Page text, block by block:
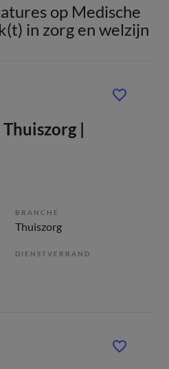
op Medische
in zorg en welzijn
|
BRANCHE
Thuiszorg
DIENSTVERBAND